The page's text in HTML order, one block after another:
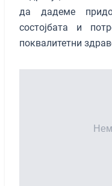
да дадеме
состојбата и
поквалитетни